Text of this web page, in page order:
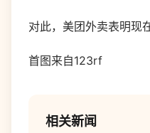
对此，美团外卖表明现
首图来自123rf
相关新闻